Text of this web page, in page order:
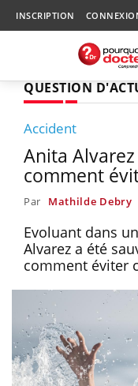
INSCRIPTION
QUESTION
Accident
Anita
comment
Par Mathilde Debry
Evoluant dans
Alvarez a été
comment éviter